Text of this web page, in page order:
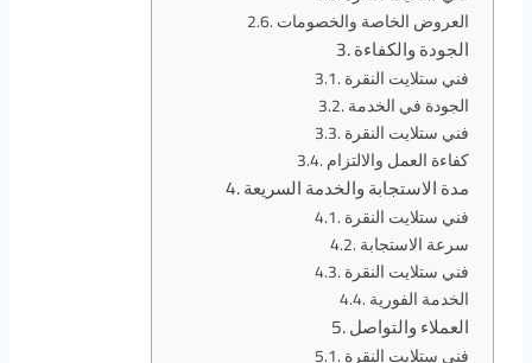
العروض الخاصة والخصومات
الجودة والكفاءة
فني ستلايت النقرة
الجودة في الخدمة
فني ستلايت النقرة
كفاءة العمل والالتزام
مدة الاستجابة والخدمة السريعة
فني ستلايت النقرة
سرعة الاستجابة
فني ستلايت النقرة
الخدمة الفورية
العملاء والتواصل
فني ستلايت النقرة